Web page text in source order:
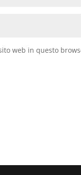
web in questo